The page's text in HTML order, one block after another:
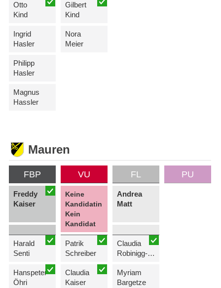
Otto
Kind
Ingrid
Hasler
Philipp
Hasler
Magnus
Hassler
Gilbert
Kind
Nora
Meier
Mauren
FBP
Freddy
Kaiser
Harald
Senti
Hanspeter
Öhri
VU
Keine
Kandidatin
Kein
Kandidat
Patrik
Schreiber
Claudia
Kaiser
FL
Andrea
Matt
Claudia
Robinigg-Büchel
Myriam
Bargetze
PU